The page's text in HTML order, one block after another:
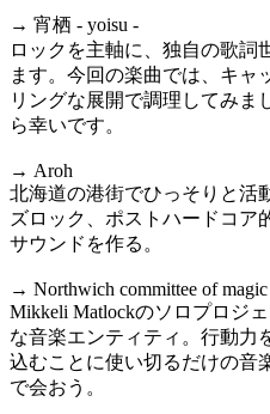
→ 宵栖 - yoisu -
ロックを主軸に、独自の歌詞
ます。今回の楽曲では、キャ
リングな展開で調理してみま
ら幸いです。
→ Aroh
北海道の港街でひっそりと活
ズロック、ポストハードコア
サウンドを作る。
→ Northwich committee of magic
Mikkeli Matlockのソロプロジ
な音楽エンティティ。行動力
込むことに使い切るだけの音
で会おう。